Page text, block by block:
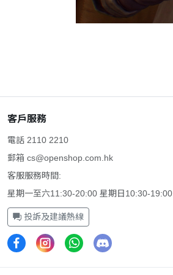
客戶服務
電話 2110 2210
郵箱 cs@openshop.com.hk
客服服務時間:
星期一至六11:30-20:00 星期日10:30-19:00
投訴及建議熱線